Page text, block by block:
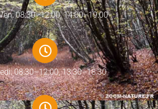
08:30–12:00, 14:00–19:00
08:30–12:00, 13:30–18:30